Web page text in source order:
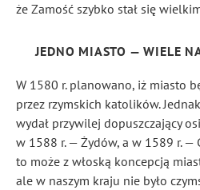
że Zamość szybko stał się
JEDNO MIASTO — WIELE
W 1580 r. planowano, iż miasto
przez rzymskich katolików.
wydał przywilej dopuszczający
w 1588 r. — Żydów, a w 1589 r. —
to może z włoską koncepcją
ale w naszym kraju nie było